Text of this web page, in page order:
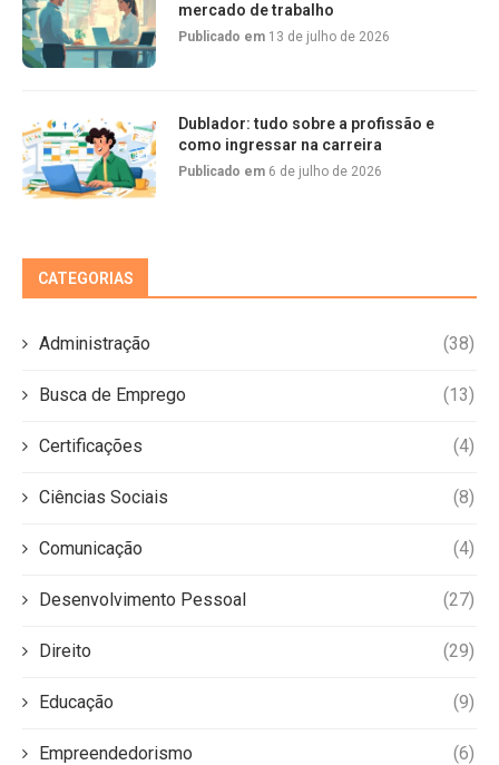
mercado de trabalho
Publicado em 13 de julho de 2026
Dublador: tudo sobre a profissão e
como ingressar na carreira
Publicado em 6 de julho de 2026
CATEGORIAS
Administração (38)
Busca de Emprego (13)
Certificações (4)
Ciências Sociais (8)
Comunicação (4)
Desenvolvimento Pessoal (27)
Direito (29)
Educação (9)
Empreendedorismo (6)